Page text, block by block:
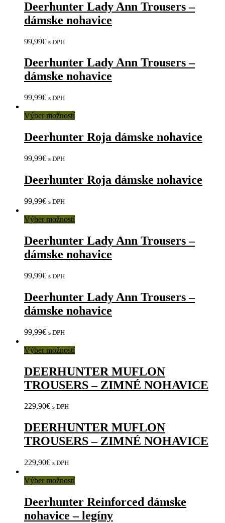
Deerhunter Lady Ann Trousers –
dámske nohavice
99,99€ s DPH
Deerhunter Lady Ann Trousers –
dámske nohavice
99,99€ s DPH
Výber možností
Deerhunter Roja dámske nohavice
99,99€ s DPH
Deerhunter Roja dámske nohavice
99,99€ s DPH
Výber možností
Deerhunter Lady Ann Trousers –
dámske nohavice
99,99€ s DPH
Deerhunter Lady Ann Trousers –
dámske nohavice
99,99€ s DPH
Výber možností
DEERHUNTER MUFLON
TROUSERS – ZIMNÉ NOHAVICE
229,90€ s DPH
DEERHUNTER MUFLON
TROUSERS – ZIMNÉ NOHAVICE
229,90€ s DPH
Výber možností
Deerhunter Reinforced dámske
nohavice – legíny